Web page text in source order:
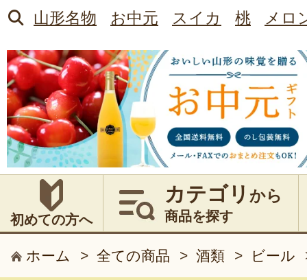
山形名物 お中元 スイカ 桃 メロ
初めての方へ
カテゴリ から
商品を探す
ホーム > 全ての商品 > 酒類 > ビール